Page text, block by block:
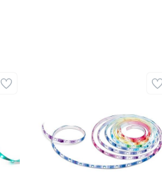
Fi Renkli Işık Şeridi